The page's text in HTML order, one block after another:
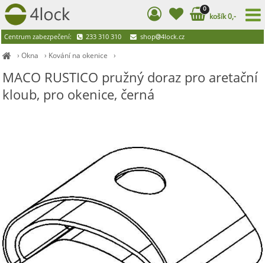
›Okna › Kování na okenice ›
MACO RUSTICO pružný doraz pro aretační
kloub, pro okenice, černá
0
košík 0,-
Centrum zabezpečení: 233 310 310 shop 4lock.cz